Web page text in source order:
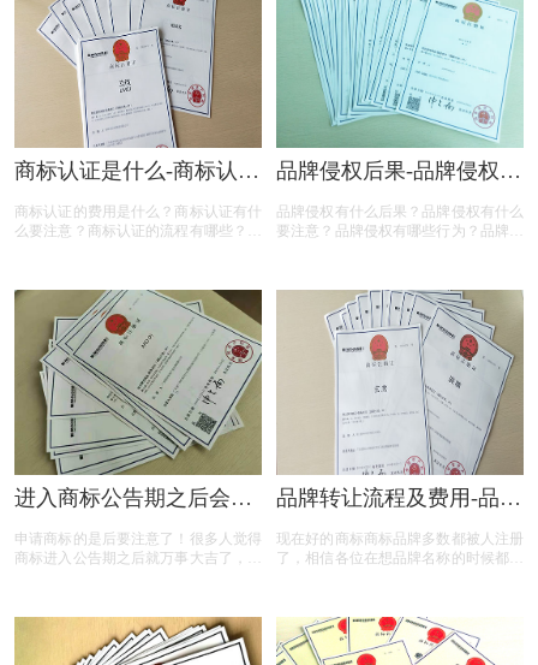
商标认证是什么-商标认证
商标认证的费用是什么？商标认证有什
么要注意？商标认证的流程有哪些？商
给大家汇总一下，希望对各位商标认证
老板有帮助
品牌侵权后果-品牌侵权如
品牌侵权有什么后果？品牌侵权有什么
要注意？品牌侵权有哪些行为？品牌侵
下，希望对各位商标注册老板有帮助
进入商标公告期之后会遇
申请商标的是后要注意了！很多人觉得
商标进入公告期之后就万事大吉了，就
长时间？商标进入公告期后能使用商标
品牌转让流程及费用-品牌
现在好的商标商标品牌多数都被人注册
了，相信各位在想品牌名称的时候都遇
先有相同或近似的商标品牌注册了，也
还是没戏，这时候品牌转让就让你更快
速地得到你想要的商标。